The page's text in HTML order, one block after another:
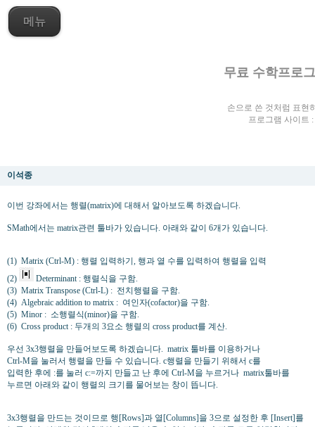
메뉴
무료 수학프로
손으로 쓴 것처럼 표현
프로그램 사이트 :
이석종
이번 강좌에서는 행렬(matrix)에 대해서 알아보도록 하겠습니다.
SMath에서는 matrix관련 툴바가 있습니다. 아래와 같이 6개가 있습니다.
(1) Matrix (Ctrl-M) : 행렬 입력하기, 행과 열 수를 입력하여 행렬을 입력
(2)
Determinant : 행렬식을 구함.
(3) Matrix Transpose (Ctrl-L) : 전치행렬을 구함.
(4) Algebraic addition to matrix : 여인자(cofactor)을 구함.
(5) Minor : 소행렬식(minor)을 구함.
(6) Cross product : 두개의 3요소 행렬의 cross product를 계산.
우선 3x3행렬을 만들어보도록 하겠습니다. matrix 툴바를 이용하거나
Ctrl-M을 눌러서 행렬을 만들 수 있습니다. c행렬을 만들기 위해서 c를
입력한 후에 :를 눌러 c:=까지 만들고 난 후에 Ctrl-M을 누르거나 matrix툴바를
누르면 아래와 같이 행렬의 크기를 물어보는 창이 뜹니다.
3x3행렬을 만드는 것이므로 행[Rows]과 열[Columns]을 3으로 설정한 후 [Insert]를